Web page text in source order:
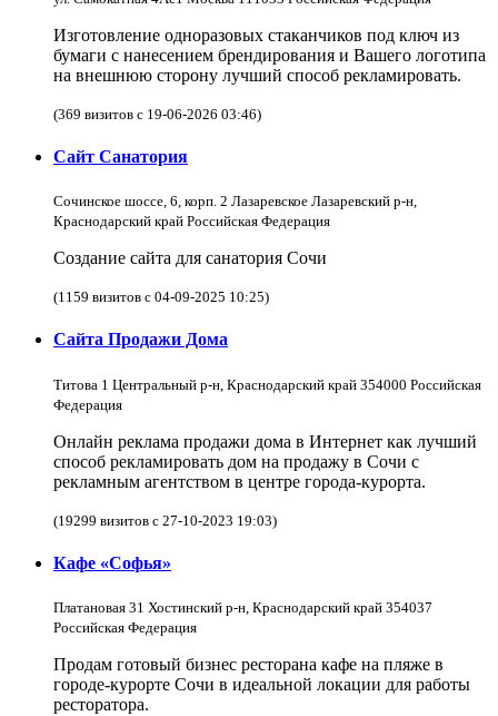
Изготовление одноразовых стаканчиков под ключ из
бумаги с нанесением брендирования и Вашего логотипа
на внешнюю сторону лучший способ рекламировать.
(369 визитов с 19-06-2026 03:46)
Сайт Санатория
Сочинское шоссе, 6, корп. 2 Лазаревское Лазаревский р-н,
Краснодарский край Российская Федерация
Создание сайта для санатория Сочи
(1159 визитов с 04-09-2025 10:25)
Сайта Продажи Дома
Титова 1 Центральный р-н, Краснодарский край 354000 Российская
Федерация
Онлайн реклама продажи дома в Интернет как лучший
способ рекламировать дом на продажу в Сочи с
рекламным агентством в центре города-курорта.
(19299 визитов с 27-10-2023 19:03)
Кафе «Софья»
Платановая 31 Хостинский р-н, Краснодарский край 354037
Российская Федерация
Продам готовый бизнес ресторана кафе на пляже в
городе-курорте Сочи в идеальной локации для работы
ресторатора.